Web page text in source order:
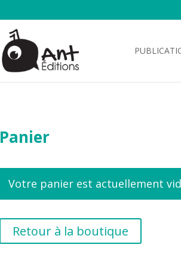
Panier
Votre panier est actuellement
Retour à la boutique